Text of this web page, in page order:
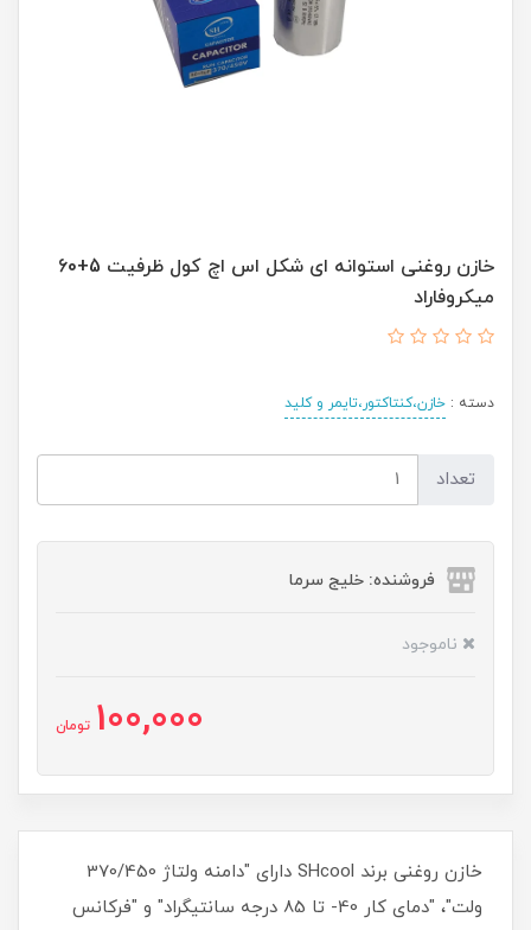
خازن روغنی استوانه‌ ای شکل اس اچ کول ظرفیت 5+60
میکروفاراد
دسته : خازن،کنتاکتور،تایمر و کلید
تعداد
فروشنده: خلیج سرما
ناموجود
100,000 تومان
خازن روغنی برند SHcool دارای "دامنه ولتاژ 370/450
ولت"، "دمای کار 40- تا 85 درجه سانتیگراد" و "فرکانس